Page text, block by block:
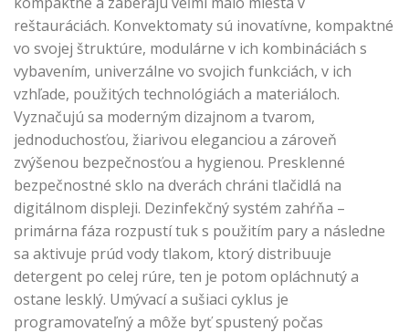
reštauráciách. Konvektomaty sú inovatívne, kompaktné
vo svojej štruktúre, modulárne v ich kombináciách s
vybavením, univerzálne vo svojich funkciách, v ich
vzhľade, použitých technológiách a materiáloch.
Vyznačujú sa moderným dizajnom a tvarom,
jednoduchosťou, žiarivou eleganciou a zároveň
zvýšenou bezpečnosťou a hygienou. Presklenné
bezpečnostné sklo na dverách chráni tlačidlá na
digitálnom displeji. Dezinfekčný systém zahŕňa –
primárna fáza rozpustí tuk s použitím pary a následne
sa aktivuje prúd vody tlakom, ktorý distribuuje
detergent po celej rúre, ten je potom opláchnutý a
ostane lesklý. Umývací a sušiaci cyklus je
programovateľný a môže byť spustený počas